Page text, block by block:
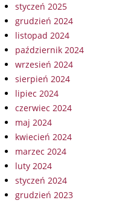
styczeń 2025
grudzień 2024
listopad 2024
październik 2024
wrzesień 2024
sierpień 2024
lipiec 2024
czerwiec 2024
maj 2024
kwiecień 2024
marzec 2024
luty 2024
styczeń 2024
grudzień 2023